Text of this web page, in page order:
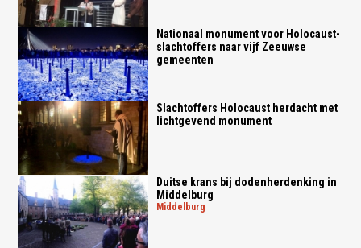
Nationaal monument voor Holocaust-
slachtoffers naar vijf Zeeuwse
gemeenten
Slachtoffers Holocaust herdacht met
lichtgevend monument
Duitse krans bij dodenherdenking in
Middelburg
middelburg